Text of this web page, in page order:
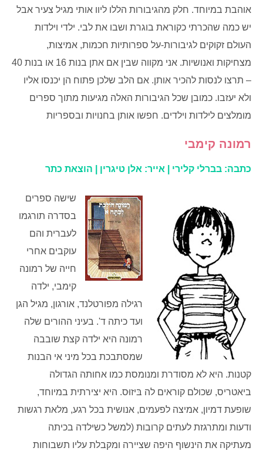
אוהבת במיוחד. חלק מהגיבורות הללו ליוו אותי מגיל צעיר אבל
יש כמה שהכרתי כקוראת בוגרת ושבו את לבי. ילדי וילדות
העולם זקוקים לגיבורות-על ספרותיות חכמות, אמיצות,
מצחיקות ואנושיות. אני מקווה שבין אם אתן בנות 16 או בנות 40
– תרצו לנסות להכיר אותן. אם הלב שלכן פתוח הן יכנסו אליו
ולא יעזבו. כמובן שכל הגיבורות האלה מגיעות מתוך ספרים
מומלצים לילדות וילדים. חפשו אותן בחנויות ובספריות
רמונה קימבי
כתבה: בברלי קלירי | אייר: אלן טיגרין | הוצאת כתר
שישה ספרים
בסדרה תורגמו
לעברית והם
עוקבים אחרי
חייה של רמונה
קימבי, ילדה
רגילה מפורטלנד, אורגון, מגיל הגן
ועד כיתה ד'. בעיני ההורים שלה
רמונה היא ילדה קצת שובבה
שמסתבכת בכל מיני אי הבנות
קטנות. היא לא מסודרת ומנומסת כמו אחותה הגדולה
ביאטריס, שכולם קוראים לה בּיזוּס. היא יצירתית במיוחד,
שופעת דמיון, אמיצה לפעמים, אנושית בכל רגע, מלאת רגשות
ודעות ומתרגזת לעתים קרובות (למשל כשילדה בכיתה
מעתיקה את הינשוף היפה שציירה ומקבלת עליו תשבוחות